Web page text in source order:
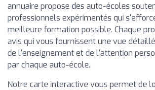
annuaire propose des auto-écoles
professionnels expérimentés qui
meilleure formation possible. Chaque
avis qui vous fournissent une vue
de l'enseignement et de l'attention
par chaque auto-école.
Notre carte interactive vous permet de